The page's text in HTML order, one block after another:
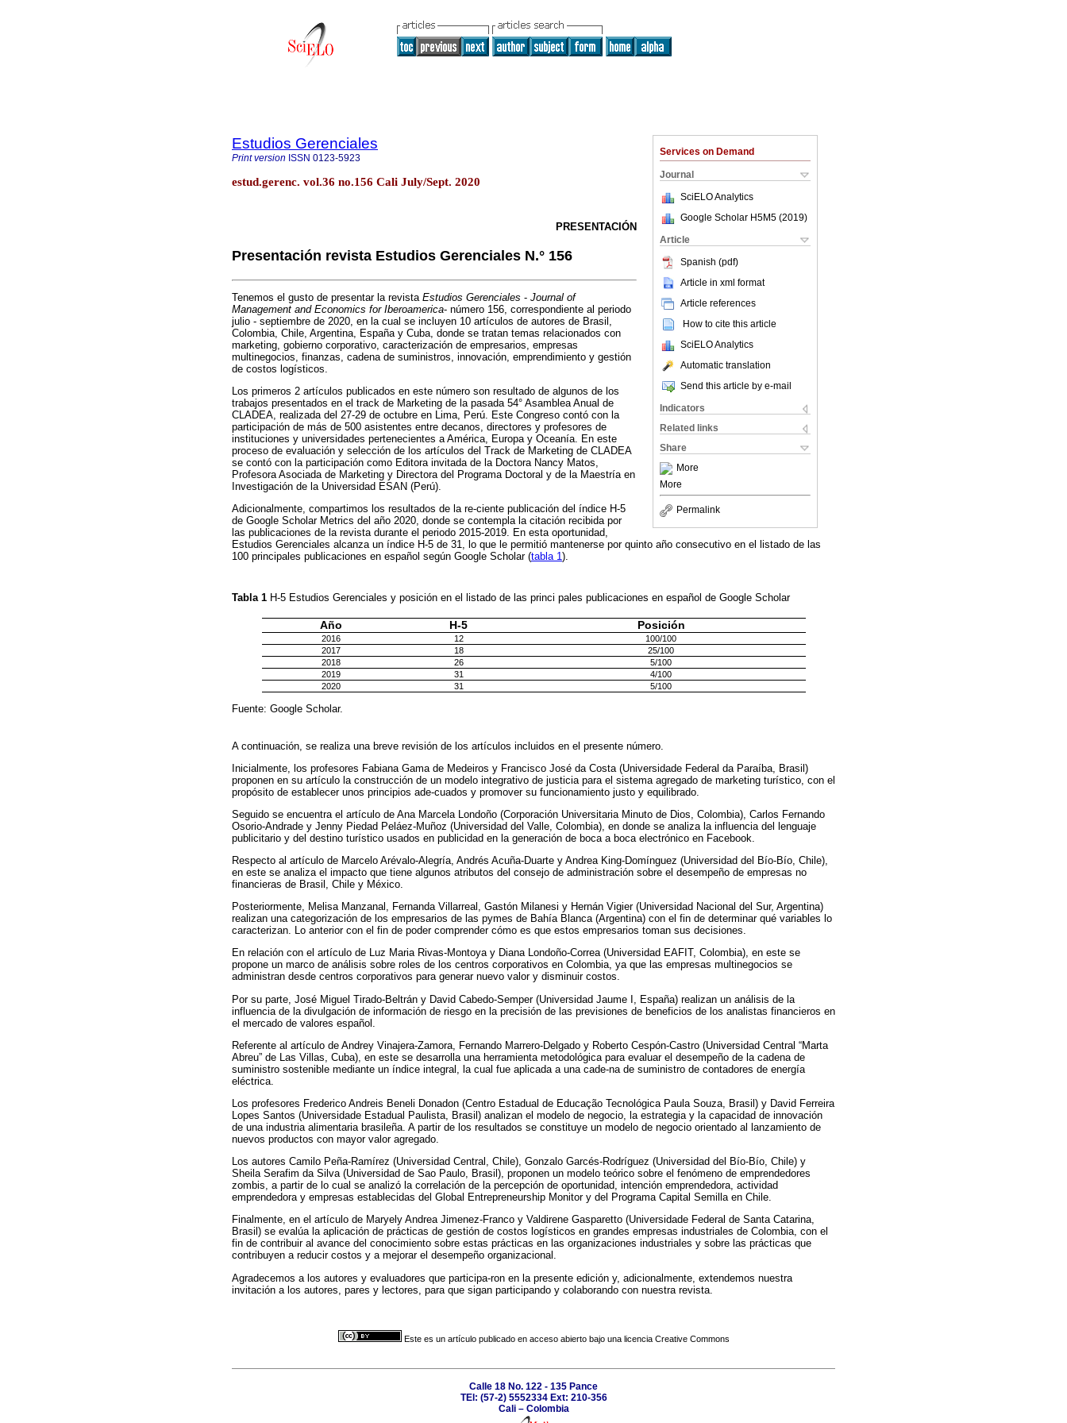
Services on Demand
Journal
SciELO Analytics
Google Scholar H5M5 (2019)
Article
Spanish (pdf)
Article in xml format
Article references
How to cite this article
SciELO Analytics
Automatic translation
Send this article by e-mail
Indicators
Related links
Share
More
More
Permalink
Estudios Gerenciales
Print version ISSN 0123-5923
estud.gerenc. vol.36 no.156 Cali July/Sept. 2020
PRESENTACIÓN
Presentación revista Estudios Gerenciales N.° 156
Tenemos el gusto de presentar la revista Estudios Gerenciales - Journal of
Management and Economics for Iberoamerica- número 156, correspondiente al periodo
julio - septiembre de 2020, en la cual se incluyen 10 artículos de autores de Brasil,
Colombia, Chile, Argentina, España y Cuba, donde se tratan temas relacionados con
marketing, gobierno corporativo, caracterización de empresarios, empresas
multinegocios, finanzas, cadena de suministros, innovación, emprendimiento y gestión
de costos logísticos.
Los primeros 2 artículos publicados en este número son resultado de algunos de los
trabajos presentados en el track de Marketing de la pasada 54° Asamblea Anual de
CLADEA, realizada del 27-29 de octubre en Lima, Perú. Este Congreso contó con la
participación de más de 500 asistentes entre decanos, directores y profesores de
instituciones y universidades pertenecientes a América, Europa y Oceanía. En este
proceso de evaluación y selección de los artículos del Track de Marketing de CLADEA
se contó con la participación como Editora invitada de la Doctora Nancy Matos,
Profesora Asociada de Marketing y Directora del Programa Doctoral y de la Maestría en
Investigación de la Universidad ESAN (Perú).
Adicionalmente, compartimos los resultados de la re-ciente publicación del índice H-5
de Google Scholar Metrics del año 2020, donde se contempla la citación recibida por
las publicaciones de la revista durante el periodo 2015-2019. En esta oportunidad,
Estudios Gerenciales alcanza un índice H-5 de 31, lo que le permitió mantenerse por quinto año consecutivo en el listado de las
100 principales publicaciones en español según Google Scholar (tabla 1).
Tabla 1 H-5 Estudios Gerenciales y posición en el listado de las princi pales publicaciones en español de Google Scholar
Año H-5 Posición
2016 12
100/100
2017
18
25/100
2018
26
5/100
2019
31
4/100
2020
31 5/100
Fuente: Google Scholar.
A continuación, se realiza una breve revisión de los artículos incluidos en el presente número.
Inicialmente, los profesores Fabiana Gama de Medeiros y Francisco José da Costa (Universidade Federal da Paraíba, Brasil)
proponen en su artículo la construcción de un modelo integrativo de justicia para el sistema agregado de marketing turístico, con el
propósito de establecer unos principios ade-cuados y promover su funcionamiento justo y equilibrado.
Seguido se encuentra el artículo de Ana Marcela Londoño (Corporación Universitaria Minuto de Dios, Colombia), Carlos Fernando
Osorio-Andrade y Jenny Piedad Peláez-Muñoz (Universidad del Valle, Colombia), en donde se analiza la influencia del lenguaje
publicitario y del destino turístico usados en publicidad en la generación de boca a boca electrónico en Facebook.
Respecto al artículo de Marcelo Arévalo-Alegría, Andrés Acuña-Duarte y Andrea King-Domínguez (Universidad del Bío-Bío, Chile),
en este se analiza el impacto que tiene algunos atributos del consejo de administración sobre el desempeño de empresas no
financieras de Brasil, Chile y México.
Posteriormente, Melisa Manzanal, Fernanda Villarreal, Gastón Milanesi y Hernán Vigier (Universidad Nacional del Sur, Argentina)
realizan una categorización de los empresarios de las pymes de Bahía Blanca (Argentina) con el fin de determinar qué variables lo
caracterizan. Lo anterior con el fin de poder comprender cómo es que estos empresarios toman sus decisiones.
En relación con el artículo de Luz Maria Rivas-Montoya y Diana Londoño-Correa (Universidad EAFIT, Colombia), en este se
propone un marco de análisis sobre roles de los centros corporativos en Colombia, ya que las empresas multinegocios se
administran desde centros corporativos para generar nuevo valor y disminuir costos.
Por su parte, José Miguel Tirado-Beltrán y David Cabedo-Semper (Universidad Jaume I, España) realizan un análisis de la
influencia de la divulgación de información de riesgo en la precisión de las previsiones de beneficios de los analistas financieros en
el mercado de valores español.
Referente al artículo de Andrey Vinajera-Zamora, Fernando Marrero-Delgado y Roberto Cespón-Castro (Universidad Central “Marta
Abreu” de Las Villas, Cuba), en este se desarrolla una herramienta metodológica para evaluar el desempeño de la cadena de
suministro sostenible mediante un índice integral, la cual fue aplicada a una cade-na de suministro de contadores de energía
eléctrica.
Los profesores Frederico Andreis Beneli Donadon (Centro Estadual de Educação Tecnológica Paula Souza, Brasil) y David Ferreira
Lopes Santos (Universidade Estadual Paulista, Brasil) analizan el modelo de negocio, la estrategia y la capacidad de innovación
de una industria alimentaria brasileña. A partir de los resultados se constituye un modelo de negocio orientado al lanzamiento de
nuevos productos con mayor valor agregado.
Los autores Camilo Peña-Ramírez (Universidad Central, Chile), Gonzalo Garcés-Rodríguez (Universidad del Bío-Bío, Chile) y
Sheila Serafim da Silva (Universidad de Sao Paulo, Brasil), proponen un modelo teórico sobre el fenómeno de emprendedores
zombis, a partir de lo cual se analizó la correlación de la percepción de oportunidad, intención emprendedora, actividad
emprendedora y empresas establecidas del Global Entrepreneurship Monitor y del Programa Capital Semilla en Chile.
Finalmente, en el artículo de Maryely Andrea Jimenez-Franco y Valdirene Gasparetto (Universidade Federal de Santa Catarina,
Brasil) se evalúa la aplicación de prácticas de gestión de costos logísticos en grandes empresas industriales de Colombia, con el
fin de contribuir al avance del conocimiento sobre estas prácticas en las organizaciones industriales y sobre las prácticas que
contribuyen a reducir costos y a mejorar el desempeño organizacional.
Agradecemos a los autores y evaluadores que participa-ron en la presente edición y, adicionalmente, extendemos nuestra
invitación a los autores, pares y lectores, para que sigan participando y colaborando con nuestra revista.
Este es un artículo publicado en acceso abierto bajo una licencia Creative Commons
Calle 18 No. 122 - 135 Pance
TEl: (57-2) 5552334 Ext: 210-356
Cali – Colombia